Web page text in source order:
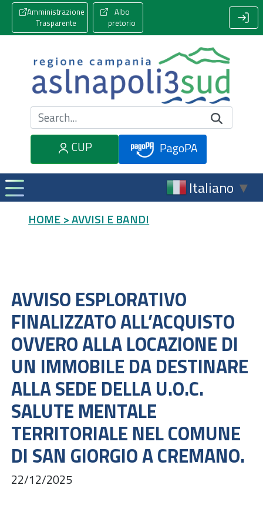
Amministrazione
Trasparente
Albo
pretorio
Cerca nel sito
CUP
PagoPA
Italiano ▼
HOME > AVVISI E BANDI
AVVISO ESPLORATIVO
FINALIZZATO ALL’ACQUISTO
OVVERO ALLA LOCAZIONE DI
UN IMMOBILE DA DESTINARE
ALLA SEDE DELLA U.O.C.
SALUTE MENTALE
TERRITORIALE NEL COMUNE
DI SAN GIORGIO A CREMANO.
22/12/2025